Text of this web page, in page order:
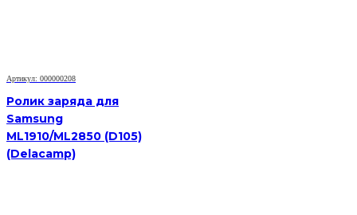
Артикул: 000000208
Ролик заряда для
Samsung
ML1910/ML2850 (D105)
(Delacamp)